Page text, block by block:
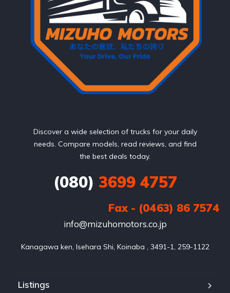
Discover a wide selection of trucks for your daily
needs. Compare models, read reviews, and find
the best deals today.
(080) 3699 4757
Fax - (0463) 86 7574
info@mizuhomotors.co.jp
Kanagawa ken, Isehara Shi, Koinaba , 3491-1, 259-1122
Listings